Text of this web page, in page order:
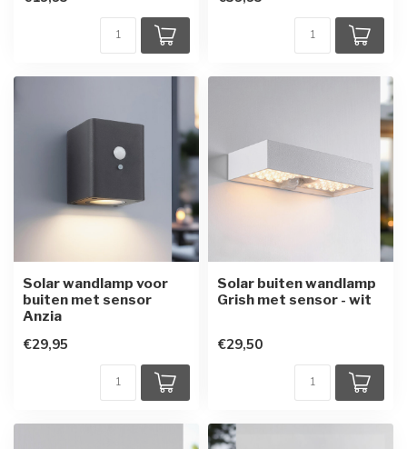
Solar wandlamp voor
buiten met sensor
Anzia
€29,95
Solar buiten wandlamp
Grish met sensor - wit
€29,50